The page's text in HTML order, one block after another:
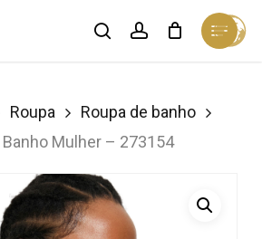
searchaccount
Menu
Close
Cart
Roupa
Roupa de banho
Banho Mulher – 273154